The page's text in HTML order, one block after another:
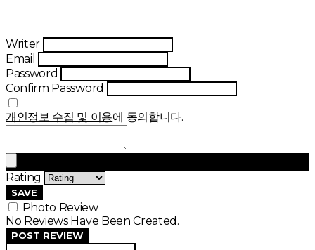
Writer
Email
Password
Confirm Password
개인정보 수집 및 이용에 동의합니다.
Rating
SAVE
Photo Review
No Reviews Have Been Created.
POST REVIEW